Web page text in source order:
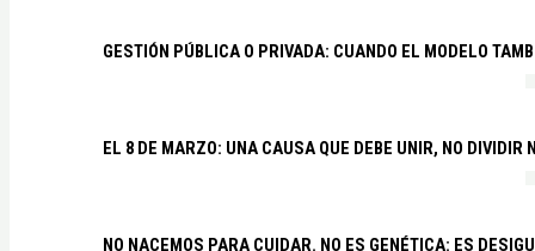
GESTIÓN PÚBLICA O PRIVADA: CUANDO EL MODELO
EL 8 DE MARZO: UNA CAUSA QUE DEBE UNIR, NO DIVIDIR
NO NACEMOS PARA CUIDAR. NO ES GENÉTICA: ES